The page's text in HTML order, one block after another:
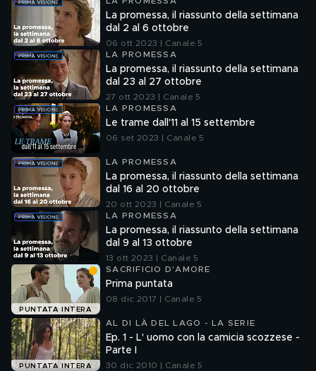
La promessa, il riassunto della settimana
dal 2 al 6 ottobre
06 ott 2023 | Canale 5
LA PROMESSA
La promessa, il riassunto della settimana
dal 23 al 27 ottobre
27 ott 2023 | Canale 5
LA PROMESSA
Le trame dall'11 al 15 settembre
06 set 2023 | Canale 5
LA PROMESSA
La promessa, il riassunto della settimana
dal 16 al 20 ottobre
20 ott 2023 | Canale 5
LA PROMESSA
La promessa, il riassunto della settimana
dal 9 al 13 ottobre
13 ott 2023 | Canale 5
PUNTATA INTERA
SACRIFICIO D'AMORE
Prima puntata
08 dic 2017 | Canale 5
PUNTATA INTERA
AL DI LÀ DEL LAGO - LA SERIE
Ep. 1 - L' uomo con la camicia scozzese -
Parte I
30 dic 2010 | Canale 5